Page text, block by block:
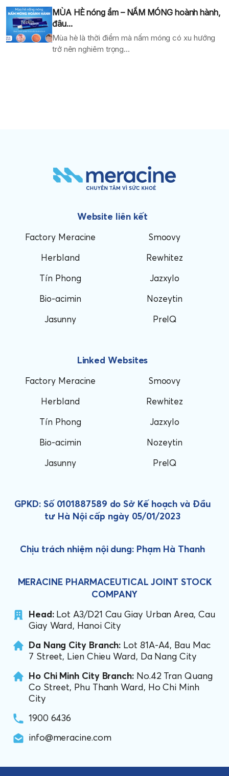
MÙA HÈ nóng ẩm – NẤM MÓNG hoành hành,
đâu...
Mùa hè là thời điểm mà nấm móng có xu hướng
trở nên nghiêm trọng...
Website liên kết
Factory Meracine
Herbland
Tín Phong
Bio-acimin
Jasunny
Smoovy
Rewhitez
Jazxylo
Nozeytin
PreIQ
Linked Websites
Factory Meracine
Herbland
Tín Phong
Bio-acimin
Jasunny
Smoovy
Rewhitez
Jazxylo
Nozeytin
PreIQ
GPKD: Số 0101887589 do Sở Kế hoạch và Đầu
tư Hà Nội cấp ngày 05/01/2023
Chịu trách nhiệm nội dung: Phạm Hà Thanh
MERACINE PHARMACEUTICAL JOINT STOCK
COMPANY
Head:Lot A3/D21 Cau Giay Urban Area, Cau
Giay Ward, Hanoi City
Da Nang City Branch: Lot 81A-A4, Bau Mac
7 Street, Lien Chieu Ward, Da Nang City
Ho Chi Minh City Branch:No.42 Tran Quang
Co Street, Phu Thanh Ward, Ho Chi Minh
City
1900 6436
info@meracine.com